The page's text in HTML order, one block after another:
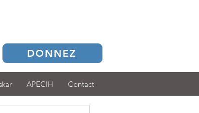
DONNEZ
APECIH Contact